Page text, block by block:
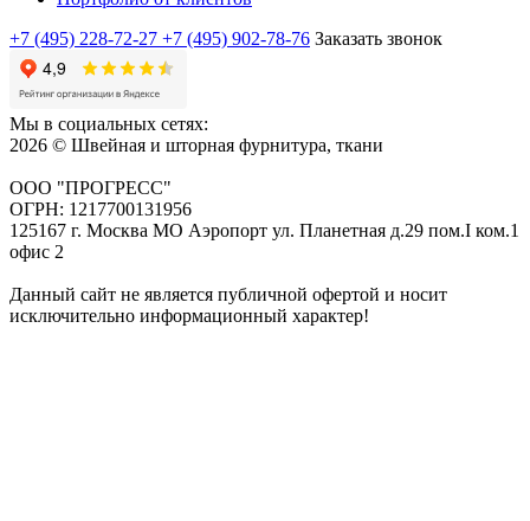
+7 (495) 228-72-27 +7 (495) 902-78-76 Заказать звонок
Мы в социальных сетях:
2026 © Швейная и шторная фурнитура, ткани
ООО "ПРОГРЕСС"
ОГРН: 1217700131956
125167 г. Москва МО Аэропорт ул. Планетная д.29 пом.I ком.1
офис 2
Данный сайт не является публичной офертой и носит
исключительно информационный характер!